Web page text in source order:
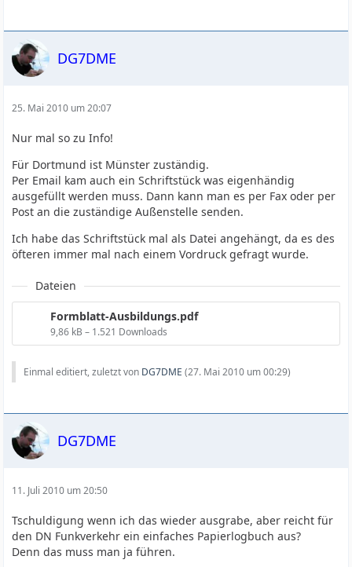
DG7DME
25. Mai 2010 um 20:07
Nur mal so zu Info!
Für Dortmund ist Münster zuständig.
Per Email kam auch ein Schriftstück was eigenhändig
ausgefüllt werden muss. Dann kann man es per Fax oder per
Post an die zuständige Außenstelle senden.
Ich habe das Schriftstück mal als Datei angehängt, da es des
öfteren immer mal nach einem Vordruck gefragt wurde.
Dateien
Formblatt-Ausbildungs.pdf
9,86 kB – 1.521 Downloads
Einmal editiert, zuletzt von DG7DME (27. Mai 2010 um 00:29)
DG7DME
11. Juli 2010 um 20:50
Tschuldigung wenn ich das wieder ausgrabe, aber reicht für
den DN Funkverkehr ein einfaches Papierlogbuch aus?
Denn das muss man ja führen.